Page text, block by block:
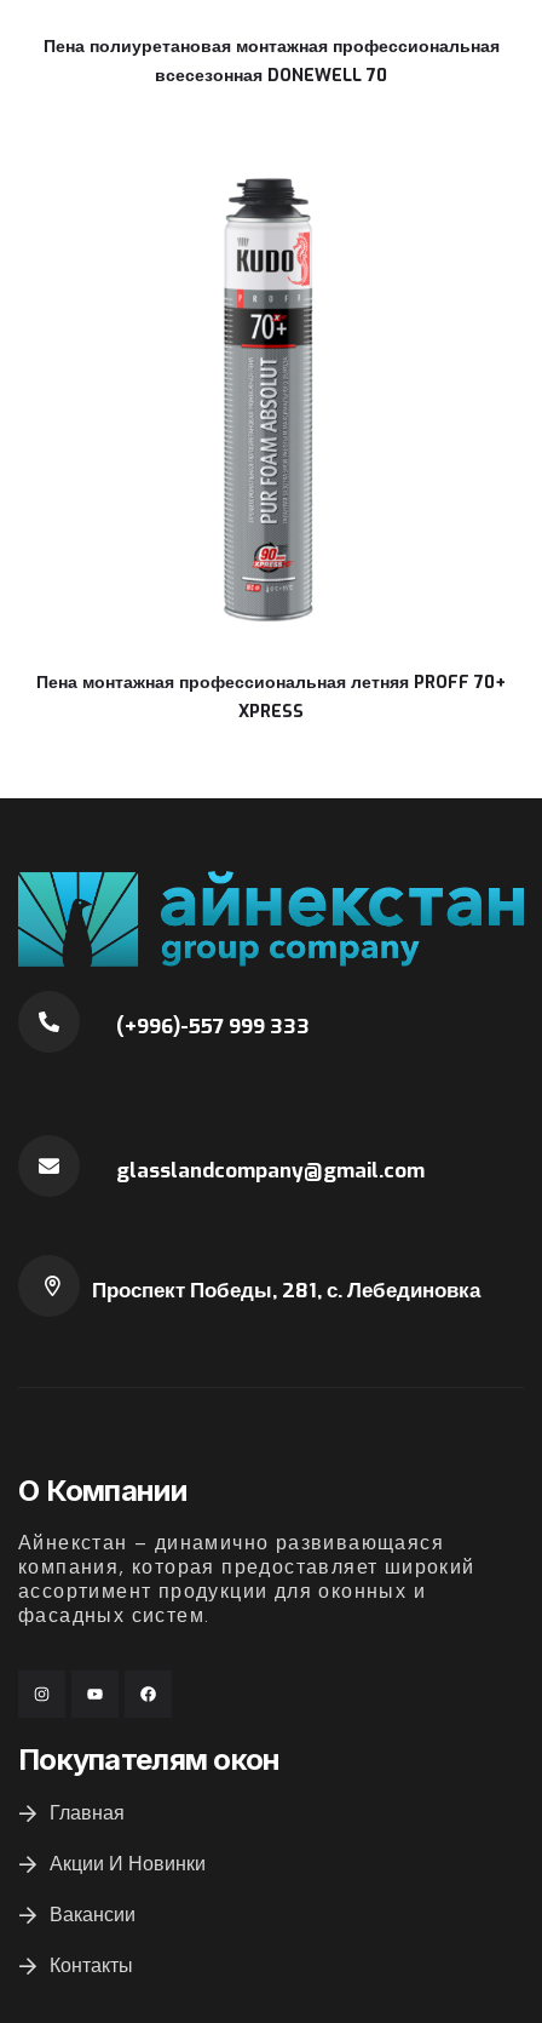
Пена полиуретановая монтажная профессиональная
всесезонная DONEWELL 70
Пена монтажная профессиональная летняя PROFF 70+
XPRESS
(+996)-557 999 333
glasslandcompany@gmail.com
Проспект Победы, 281, с. Лебединовка
О Компании
Айнекстан – динамично развивающаяся
компания, которая предоставляет широкий
ассортимент продукции для оконных и
фасадных систем.
Покупателям окон
Главная
Акции И Новинки
Вакансии
Контакты